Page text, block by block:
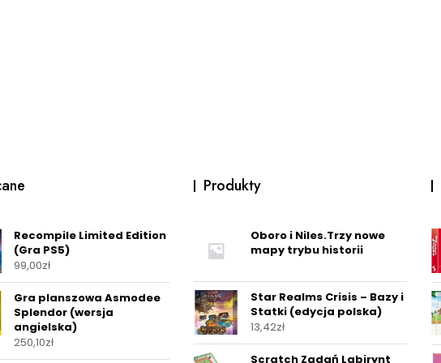
Recompile Limited Edition
(Gra PS5)
99,00zł
Gra planszowa Asmodee
Splendor (wersja
angielska)
250,10zł
Produkty
Oboro i Niles.Trzy nowe
mapy trybu historii
Star Realms Crisis – Bazy i
Statki (edycja polska)
13,42zł
Scratch Zadań Labirynt